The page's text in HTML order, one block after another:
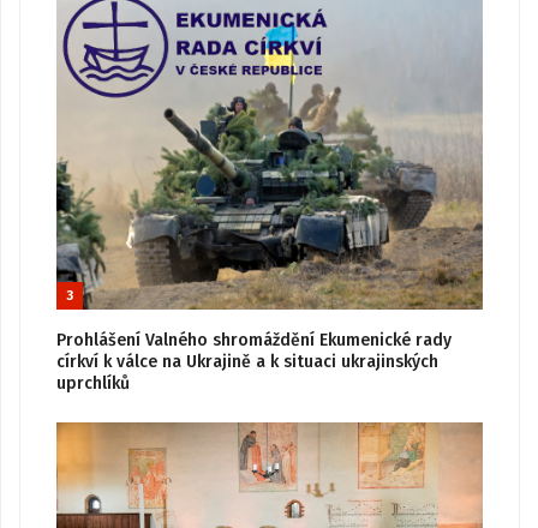
3
Prohlášení Valného shromáždění Ekumenické rady
církví k válce na Ukrajině a k situaci ukrajinských
uprchlíků